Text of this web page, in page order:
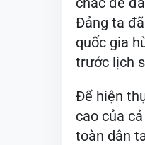
Đảng ta
quốc gia
trước lịch
Để hiện
cao của
toàn dân